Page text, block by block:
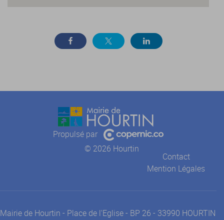
Propulsé par
© 2026 Hourtin
Contact
Mention Légales
Mairie de Hourtin - Place de l'Eglise - BP 26 - 33990 HOURTIN